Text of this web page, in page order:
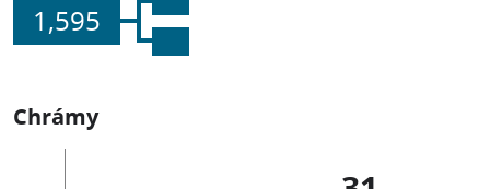
1,595
Chrámy